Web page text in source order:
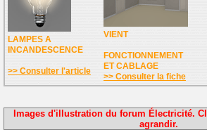
LAMPES A
INCANDESCENCE
>> Consulter l'article
VIENT
FONCTIONNEMENT
ET CABLAGE
>> Consulter la fiche
Images d'illustration du forum Électricité.
agrandir.